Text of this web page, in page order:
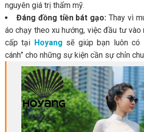
nguyên giá trị thẩm mỹ.
Đáng đồng tiền bát gạo: Thay vì
áo chạy theo xu hướng, việc đầu tư vào
cấp tại Hoyang sẽ giúp bạn luôn có
cánh” cho những sự kiện cần sự chỉn